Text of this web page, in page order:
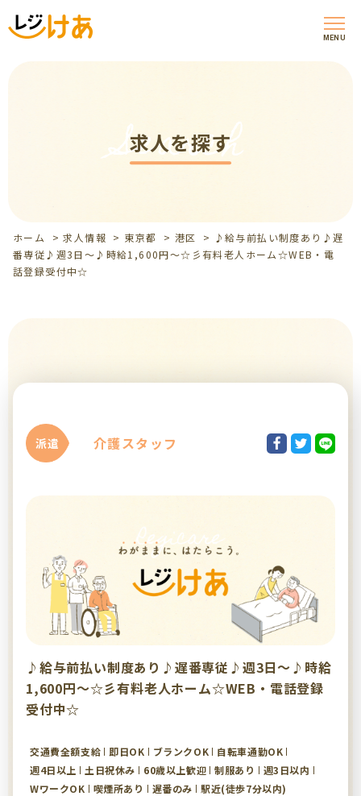
MENU
求人を探す
Search
ホーム >求人情報 > 東京都 > 港区 > ♪給与前払い制度あり♪遅
番専従♪週3日～♪時給1,600円～☆彡有料老人ホーム☆WEB・電
話登録受付中☆
派遣 介護スタッフ
♪給与前払い制度あり♪遅番専従♪週3日～♪時給
1,600円～☆彡有料老人ホーム☆WEB・電話登録
受付中☆
交通費全額支給 即日OK ブランクOK
自転車通勤OK
週4日以上
土日祝休み 60歳以上歓迎 制服あり
週3日以内
WワークOK
喫煙所あり 遅番のみ 駅近(徒歩7分以内)